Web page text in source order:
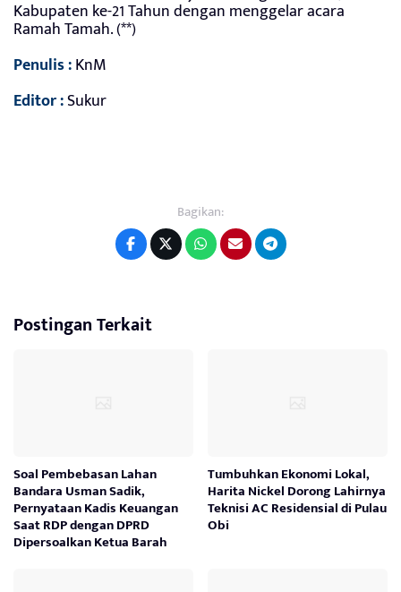
Kabupaten ke-21 Tahun dengan menggelar acara
Ramah Tamah. (**)
Penulis :KnM
Editor :Sukur
Bagikan:
Postingan Terkait
Soal Pembebasan Lahan
Bandara Usman Sadik,
Pernyataan Kadis Keuangan
Saat RDP dengan DPRD
Dipersoalkan Ketua Barah
Tumbuhkan Ekonomi Lokal,
Harita Nickel Dorong Lahirnya
Teknisi AC Residensial di Pulau
Obi